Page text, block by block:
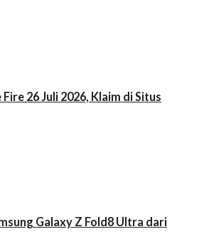
26 Juli 2026, Klaim di Situs
Galaxy Z Fold8 Ultra dari